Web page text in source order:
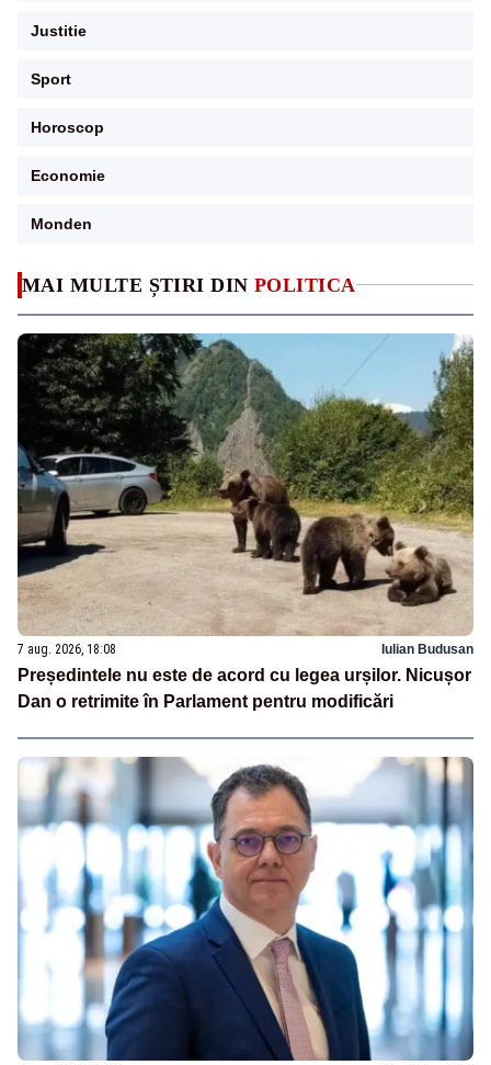
MAI MULTE ȘTIRI DIN POLITICA
7 aug. 2026, 18:08 Iulian Budusan
Președintele nu este de acord cu legea urșilor. Nicușor
Dan o retrimite în Parlament pentru modificări
Justitie
Sport
Horoscop
Economie
Monden